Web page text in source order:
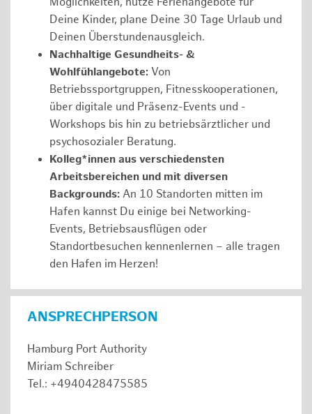
Deine Kinder, plane Deine 30 Tage Urlaub und
Deinen Überstundenausgleich.
Nachhaltige Gesundheits- &
Wohlfühlangebote: Von
Betriebssportgruppen, Fitnesskooperationen,
über digitale und Präsenz-Events und -
Workshops bis hin zu betriebsärztlicher und
psychosozialer Beratung.
Kolleg*innen aus verschiedensten
Arbeitsbereichen und mit diversen
Backgrounds: An 10 Standorten mitten im
Hafen kannst Du einige bei Networking-
Events, Betriebsausflügen oder
Standortbesuchen kennenlernen – alle tragen
den Hafen im Herzen!
ANSPRECHPERSON
Hamburg Port Authority
Miriam Schreiber
Tel.: +4940428475585